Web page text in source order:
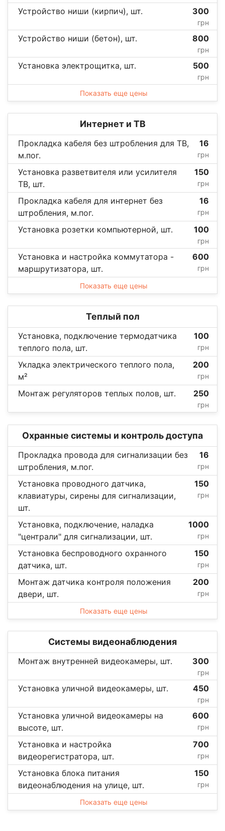
Устройство ниши (кирпич), шт. 300
грн
Устройство ниши (бетон), шт. 800
грн
Установка электрощитка, шт. 500
грн
Показать еще цены
Интернет и ТВ
Прокладка кабеля без штробления для ТВ,
м.пог.
16
грн
Установка разветвителя или усилителя
ТВ, шт.
150
грн
Прокладка кабеля для интернет без
штробления, м.пог.
16
грн
Установка розетки компьютерной, шт. 100
грн
Установка и настройка коммутатора -
маршрутизатора, шт.
600
грн
Показать еще цены
Теплый пол
Установка, подключение термодатчика
теплого пола, шт.
100
грн
Укладка электрического теплого пола,
м²
200
грн
Монтаж регуляторов теплых полов, шт. 250
грн
Охранные системы и контроль доступа
Прокладка провода для сигнализации без
штробления, м.пог.
16
грн
Установка проводного датчика,
клавиатуры, сирены для сигнализации,
шт.
150
грн
Установка, подключение, наладка
"централи" для сигнализации, шт.
1000
грн
Установка беспроводного охранного
датчика, шт.
150
грн
Монтаж датчика контроля положения
двери, шт.
200
грн
Показать еще цены
Системы видеонаблюдения
Монтаж внутренней видеокамеры, шт. 300
грн
Установка уличной видеокамеры, шт. 450
грн
Установка уличной видеокамеры на
высоте, шт.
600
грн
Установка и настройка
видеорегистратора, шт.
700
грн
Установка блока питания
видеонаблюдения на улице, шт.
150
грн
Показать еще цены